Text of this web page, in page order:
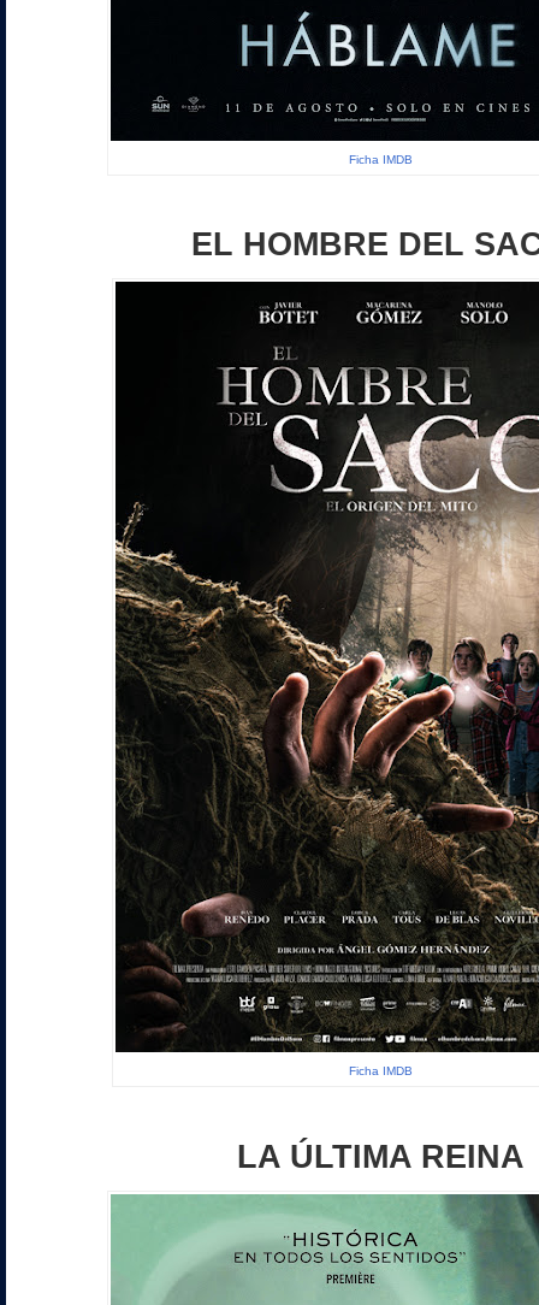
Ficha IMDB
EL HOMBRE DEL
Ficha IMDB
LA ÚLTIMA REINA